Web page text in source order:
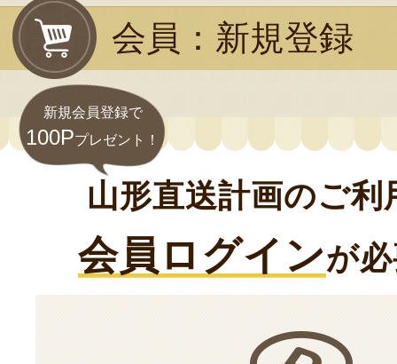
会員：新規登録
新規会員登録で
100Pプレゼント！
山形直送計画のご利
会員ログインが